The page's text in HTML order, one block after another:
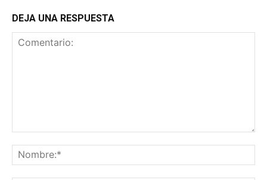
DEJA UNA RESPUESTA